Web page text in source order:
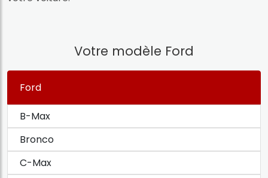
Votre modèle Ford
Ford
B-Max
Bronco
C-Max